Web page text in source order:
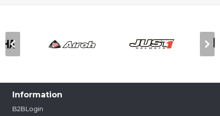
Information
B2BLogin